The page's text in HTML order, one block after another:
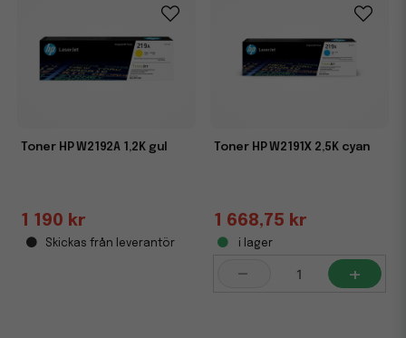
Toner HP W2192A 1,2K gul
1 190 kr
Skickas från leverantör
Toner HP W2191X 2,5K cyan
1 668,75 kr
i lager
- +